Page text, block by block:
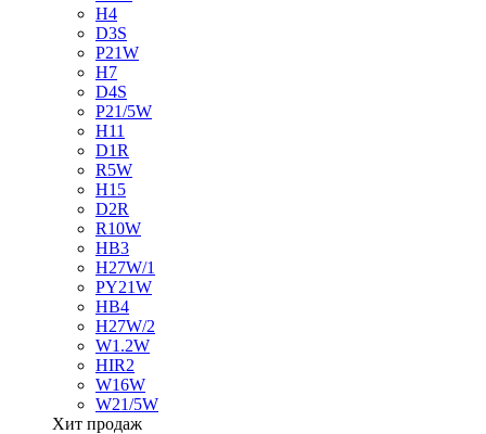
H4
D3S
P21W
H7
D4S
P21/5W
H11
D1R
R5W
H15
D2R
R10W
HB3
H27W/1
PY21W
HB4
H27W/2
W1.2W
HIR2
W16W
W21/5W
Хит продаж